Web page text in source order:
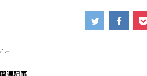
-
関連記事